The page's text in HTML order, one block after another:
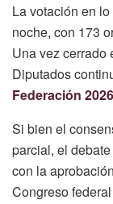
La votación en
noche, con 173
Una vez cerrado
Diputados
Federación 2026
Si bien el
parcial, el
con la
Congreso